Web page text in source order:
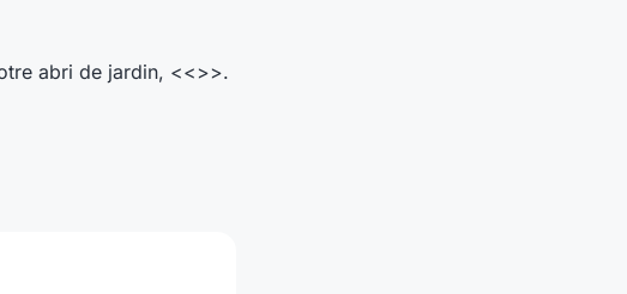
abri de jardin, <<>>.